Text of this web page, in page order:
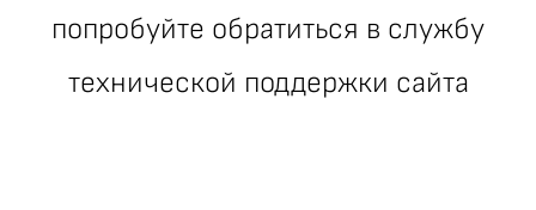
попробуйте обратиться в службу
технической поддержки сайта